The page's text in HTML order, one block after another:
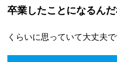
卒業したことになるんだ
くらいに思っていて大丈夫で